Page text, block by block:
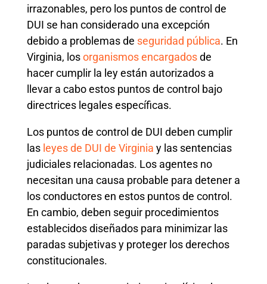
irrazonables, pero los puntos de control de
DUI se han considerado una excepción
debido a problemas de seguridad pública. En
Virginia, losorganismos encargadosde
hacer cumplir la ley están autorizados a
llevar a cabo estos puntos de control bajo
directrices legales específicas.
Los puntos de control de DUI deben cumplir
las leyes de DUI de Virginia y las sentencias
judiciales relacionadas. Los agentes no
necesitan una causa probable para detener a
los conductores en estos puntos de control.
En cambio, deben seguir procedimientos
establecidos diseñados para minimizar las
paradas subjetivas y proteger los derechos
constitucionales.